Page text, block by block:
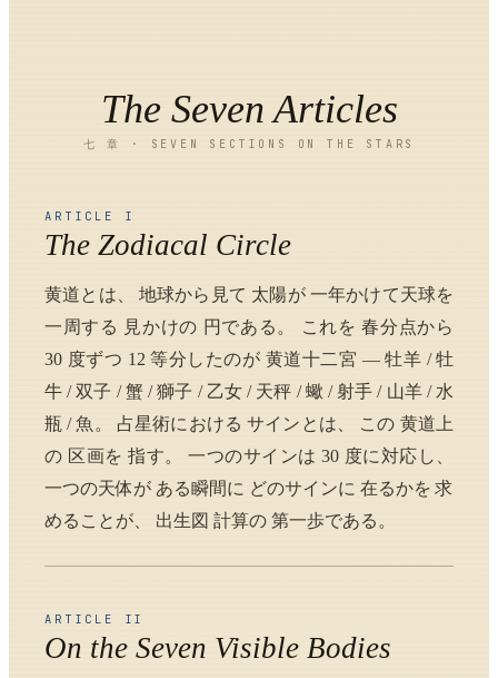
The Seven Articles
七 章 · SEVEN SECTIONS ON THE STARS
ARTICLE I
The Zodiacal Circle
黄道とは、 地球から見て 太陽が 一年かけて天球を
一周する 見かけの 円である。 これを 春分点から
30 度ずつ 12 等分したのが 黄道十二宮 — 牡羊 / 牡
牛 / 双子 / 蟹 / 獅子 / 乙女 / 天秤 / 蠍 / 射手 / 山羊 / 水
瓶 / 魚。 占星術における サインとは、 この 黄道上
の 区画を 指す。 一つのサインは 30 度に対応し、
一つの天体が ある瞬間に どのサインに 在るかを 求
めることが、 出生図 計算の 第一歩である。
ARTICLE II
On the Seven Visible Bodies